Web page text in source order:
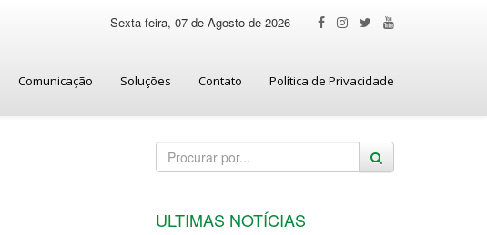
Sexta-feira, 07 de Agosto de 2026 -
Comunicação Soluções Contato Política de Privacidade
ULTIMAS NOTÍCIAS